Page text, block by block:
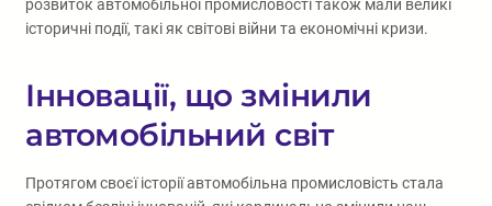
розвиток автомобільної промисловості також мали великі
історичні події, такі як світові війни та економічні кризи.
Інновації, що змінили
автомобільний світ
Протягом своєї історії автомобільна промисловість стала